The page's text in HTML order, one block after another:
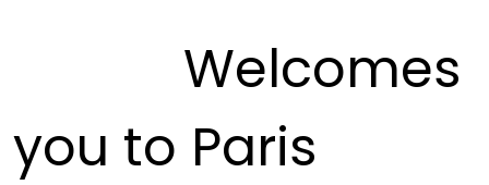
Welcomes
you to Paris